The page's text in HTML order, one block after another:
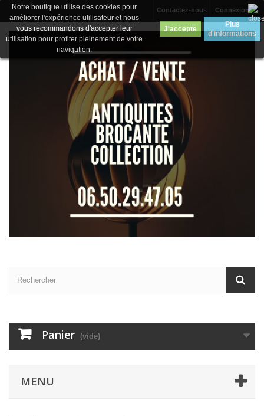
Connexion
Contactez-nous
Panier (vide)
MENU
Notre boutique utilise des cookies pour
améliorer l'expérience utilisateur et nous
vous recommandons d'accepter leur
utilisation pour profiter pleinement de votre
navigation.
J'accepte
Plus
d'informations